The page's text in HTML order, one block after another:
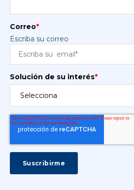
Correo*
Escriba su correo
Solución de su interés*